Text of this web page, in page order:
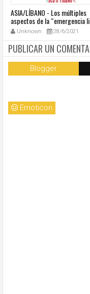
ASIA/LÍBANO - Los múltiples
aspectos de la “emergencia
al centro de la cumbre eclesial
convocada por el Papa
Unknown 28/6/2021
PUBLICAR UN
Blogger
Emoticon